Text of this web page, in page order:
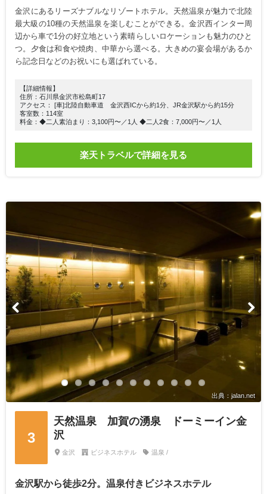
金沢にあるリーズナブルなリゾートホテル。天然温泉が魅力で北陸
最大級の10種の天然温泉を楽しむことができる。金沢西インター周
辺から車で1分の好立地という素晴らしいロケーションも魅力のひと
つ。夕食は和食や焼肉、中華から選べる。大きめの宴会場があるか
ら記念日などのお祝いにも選ばれている。
【詳細情報】
住所：石川県金沢市松島町17
アクセス： [車]北陸自動車道 金沢西ICから約1分、JR金沢駅から約15分
客室数：114室
料金：◆二人素泊まり：3,100円〜／1人 ◆二人2食：7,000円〜／1人
楽天トラベルで詳細を見る
出典：jalan.net
3
天然温泉 加賀の湧泉 ドーミーイン金
沢
金沢 ビジネスホテル 温泉 /
金沢駅から徒歩2分。温泉付きビジネスホテル